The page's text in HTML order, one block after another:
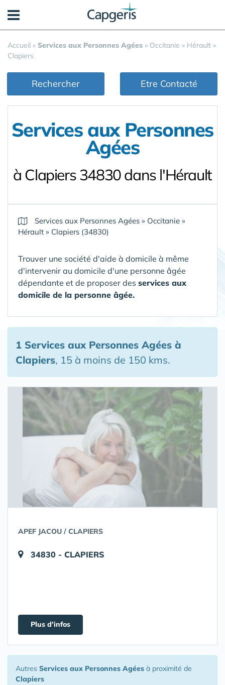
Accueil » Services aux Personnes Agées » Occitanie » Hérault »
Clapiers
Rechercher Etre Contacté
Services aux Personnes
Agées
à Clapiers 34830 dans l'Hérault
Services aux Personnes Agées » Occitanie »
Hérault » Clapiers (34830)
Trouver une société d'aide à domicile à même
d'intervenir au domicile d'une personne âgée
dépendante et de proposer des services aux
domicile de la personne âgée.
1 Services aux Personnes Agées à
Clapiers, 15 à moins de 150 kms.
APEF JACOU / CLAPIERS
34830 - CLAPIERS
Plus d'infos
Autres Services aux Personnes Agées à proximité de
Clapiers